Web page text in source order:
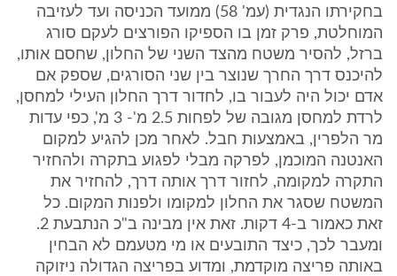
בחקירתו הנגדית (עמ' 58) ממועד הכניסה ועד לעזיבה
המוחלטת, פרק זמן בו הספיקו הפורצים לעקם סורג
ברזל, להסיר משטח מהצד השני של החלון, שחסם אותו,
להיכנס דרך החרך שנוצר בין שני הסורגים, שספק אם
אדם יכול היה לעבור בו, לחדור דרך החלון העילי למחסן,
לרדת למחסן מגובה של לפחות 2.5 מ'- 3 מ', כפי עדות
מר הלפרין, באמצעות חבל. לאחר מכן להגיע למקום
האנטנה המוכמן, לפרקה מבלי לפגוע בתקרה ולהחזיר
התקרה למקומה, לחזור דרך אותה דרך, להחזיר את
המשטח שסגר את החלון למקומו ולפנות המקום. כל
זאת כאמור ב-4 דקות. זאת אין מבינה ב"כ הנתבעת 2.
ומעבר לכך, כיצד התובעים או מי מטעמם לא הבחין
באותה פריצה מוקדמת, ומדוע בפריצה הגדולה ניזוקה